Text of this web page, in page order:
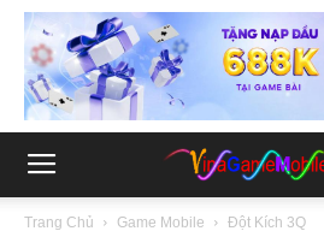
Trang Chủ Game Mobile Đột Kích 3Q